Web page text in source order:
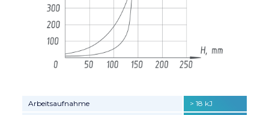
Arbeitsaufnahme
> 18 kJ